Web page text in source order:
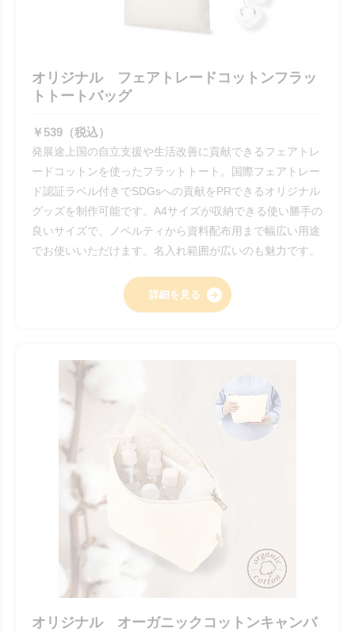
オリジナル フェアトレードコットンフラッ
トトートバッグ
￥539（税込）
発展途上国の自立支援や生活改善に貢献できるフェアトレ
ードコットンを使ったフラットトート。国際フェアトレー
ド認証ラベル付きでSDGsへの貢献をPRできるオリジナル
グッズを制作可能です。A4サイズが収納できる使い勝手の
良いサイズで、ノベルティから資料配布用まで幅広い用途
でお使いいただけます。名入れ範囲が広いのも魅力です。
詳細を見る
オリジナル オーガニックコットンキャンバ